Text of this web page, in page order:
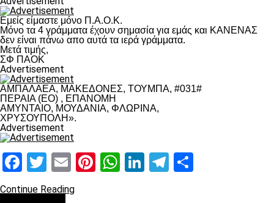
Εμείς είμαστε μόνο Π.Α.Ο.Κ.
Μόνο τα 4 γράμματα έχουν σημασία για εμάς και ΚΑΝΕΝΑΣ
δεν είναι πάνω απο αυτά τα ιερά γράμματα.
Μετά τιμής,
ΣΦ ΠΑΟΚ
Advertisement
ΑΜΠΑΛΑΕΑ, ΜΑΚΕΔΟΝΕΣ, ΤΟΥΜΠΑ, #031#
ΠΕΡΑΙΑ (ΕΟ) , ΕΠΑΝΟΜΗ
ΑΜΥΝΤΑΙΟ, ΜΟΥΔΑΝΙΑ, ΦΛΩΡΙΝΑ,
ΧΡΥΣΟΥΠΟΛΗ».
Advertisement
Facebook
Twitter
EmailPinterest
WhatsApp
LinkedIn
Telegram
Continue Reading